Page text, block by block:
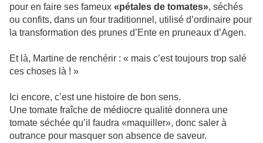
pour en faire ses fameux «pétales de tomates», séchés
ou confits, dans un four traditionnel, utilisé d’ordinaire pour
la transformation des prunes d’Ente en pruneaux d’Agen.
Et là, Martine de renchérir : « mais c’est toujours trop salé
ces choses là ! »
Ici encore, c’est une histoire de bon sens.
Une tomate fraîche de médiocre qualité donnera une
tomate séchée qu’il faudra «maquiller», donc saler à
outrance pour masquer son absence de saveur.